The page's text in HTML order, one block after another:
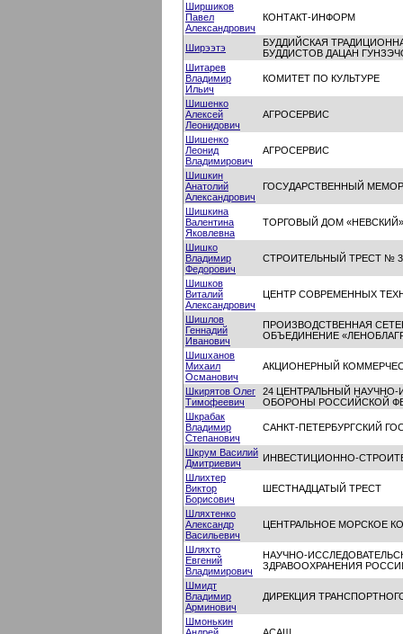
Ширшиков
Павел
Александрович
КОНТАКТ-ИНФОРМ
Ширээтэ
БУДДИЙСКАЯ
БУДДИСТОВ ДАЦАН
Шитарев
Владимир
Ильич
КОМИТЕТ ПО КУЛЬТУРЕ
Шишенко
Алексей
Леонидович
АГРОСЕРВИС
Шишенко
Леонид
Владимирович
АГРОСЕРВИС
Шишкин
Анатолий
Александрович
ГОСУДАРСТВЕННЫЙ
Шишкина
Валентина
Яковлевна
ТОРГОВЫЙ ДОМ «НЕВСКИЙ»
Шишко
Владимир
Федорович
СТРОИТЕЛЬНЫЙ ТРЕСТ №
Шишков
Виталий
Александрович
ЦЕНТР СОВРЕМЕННЫХ
Шишлов
Геннадий
Иванович
ПРОИЗВОДСТВЕННАЯ
ОБЪЕДИНЕНИЕ
Шишханов
Михаил
Османович
АКЦИОНЕРНЫЙ
Шкирятов Олег
Тимофеевич
24 ЦЕНТРАЛЬНЫЙ
ОБОРОНЫ РОССИЙСКОЙ
Шкрабак
Владимир
Степанович
САНКТ-ПЕТЕРБУРГСКИЙ
Шкрум Василий
Дмитриевич
ИНВЕСТИЦИОННО-
Шлихтер
Виктор
Борисович
ШЕСТНАДЦАТЫЙ ТРЕСТ
Шляхтенко
Александр
Васильевич
ЦЕНТРАЛЬНОЕ МОРСКОЕ
Шляхто
Евгений
Владимирович
НАУЧНО-
ЗДРАВООХРАНЕНИЯ
Шмидт
Владимир
Арминович
ДИРЕКЦИЯ
Шмонькин